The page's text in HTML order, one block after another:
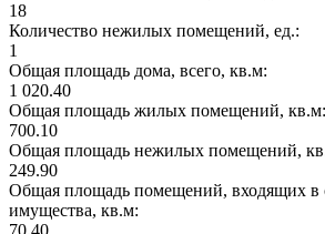
18
Количество нежилых помещений, ед.:
1
Общая площадь дома, всего, кв.м:
1 020.40
Общая площадь жилых помещений, кв.м:
700.10
Общая площадь нежилых помещений,
249.90
Общая площадь помещений, входящих в
имущества, кв.м:
70.40